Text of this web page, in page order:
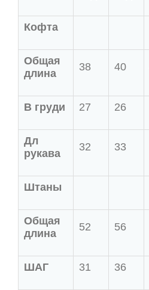
Кофта
Общая
длина
38 40
В груди 27 26
Дл
рукава
32 33
Штаны
Общая
длина
52 56
ШАГ 31 36